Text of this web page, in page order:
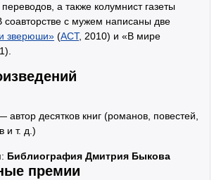
а также колумнист газеты
соавторстве с мужем написаны две
зверюши» (АСТ, 2010) и «В мире
десятков книг (романов, повестей,
и т. д.)
Библиография Дмитрия Быкова
премии